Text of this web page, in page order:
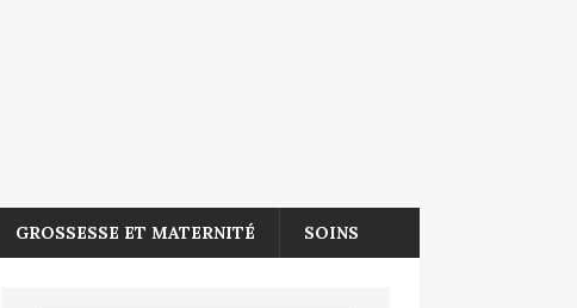
GROSSESSE ET MATERNITÉ SOINS